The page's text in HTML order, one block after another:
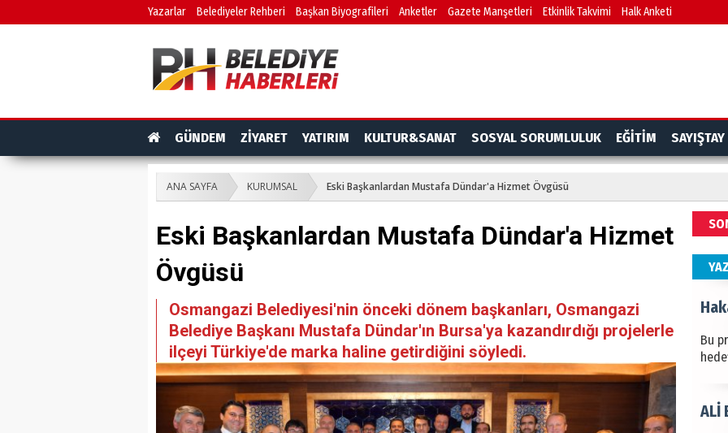
Yazarlar Belediyeler Rehberi Başkan Biyografileri Anketler Gazete Manşetleri Etkinlik Takvimi Halk Anketi
GÜNDEM ZİYARET YATIRIM KULTUR&SANAT SOSYAL SORUMLULUK EĞİTİM SAYIŞTAY
ANA SAYFA KURUMSAL Eski Başkanlardan Mustafa Dündar'a Hizmet Övgüsü
Eski Başkanlardan Mustafa Dündar'a Hizmet
Övgüsü
Osmangazi Belediyesi'nin önceki dönem başkanları, Osmangazi
Belediye Başkanı Mustafa Dündar'ın Bursa'ya kazandırdığı projelerle
ilçeyi Türkiye'de marka haline getirdiğini söyledi.
Bu
ALİ